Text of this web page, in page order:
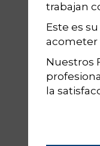
trabajan
Este es
acometer
Nuestros
la